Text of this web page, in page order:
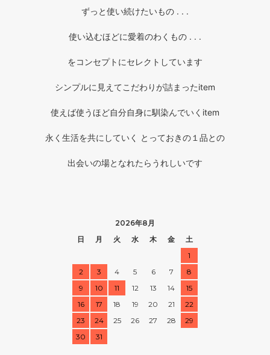
ずっと使い続けたいもの . . .
使い込むほどに愛着のわくもの . . .
をコンセプトにセレクトしています
シンプルに見えてこだわりが詰まったitem
使えば使うほど自分自身に馴染んでいくitem
永く生活を共にしていく とっておきの１品との
出会いの場となれたらうれしいです
2026年8月
日
月 火 水 木 金
土
1
2
3 4 5 6 7
8
9
10 11 12 13 14
15
16
17 18 19 20 21
22
23
24 25 26 27 28
29
30
31